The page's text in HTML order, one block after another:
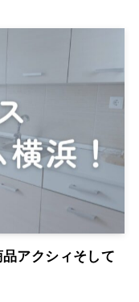
アクシィそして